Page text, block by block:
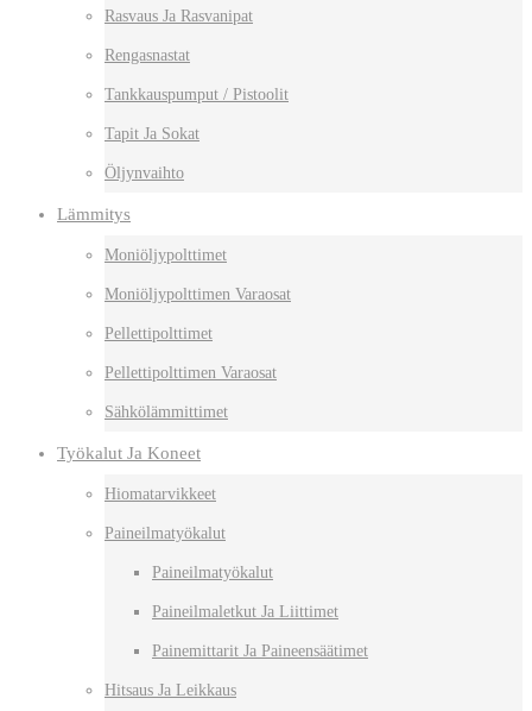
Rasvaus Ja Rasvanipat
Rengasnastat
Tankkauspumput / Pistoolit
Tapit Ja Sokat
Öljynvaihto
Lämmitys
Moniöljypolttimet
Moniöljypolttimen Varaosat
Pellettipolttimet
Pellettipolttimen Varaosat
Sähkölämmittimet
Työkalut Ja Koneet
Hiomatarvikkeet
Paineilmatyökalut
Paineilmatyökalut
Paineilmaletkut Ja Liittimet
Painemittarit Ja Paineensäätimet
Hitsaus Ja Leikkaus